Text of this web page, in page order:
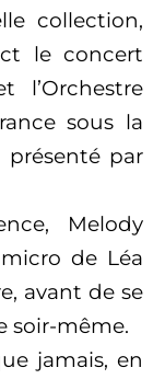
collection,
le concert
l’Orchestre
sous la
présenté par
Melody
de Léa
avant de se
soir-même.
jamais, en